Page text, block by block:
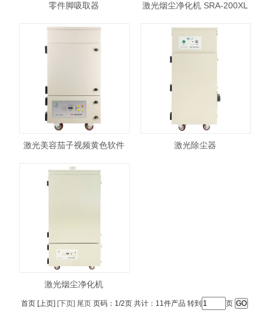
零件脚吸取器​ 激光烟尘净化机 SRA-200XL
激光美容茄子视频黄色软件
激光除尘器
激光烟尘净化机
首页 [上页] [下页] 尾页 页码：1/2页 共计：11件产品 转到 页